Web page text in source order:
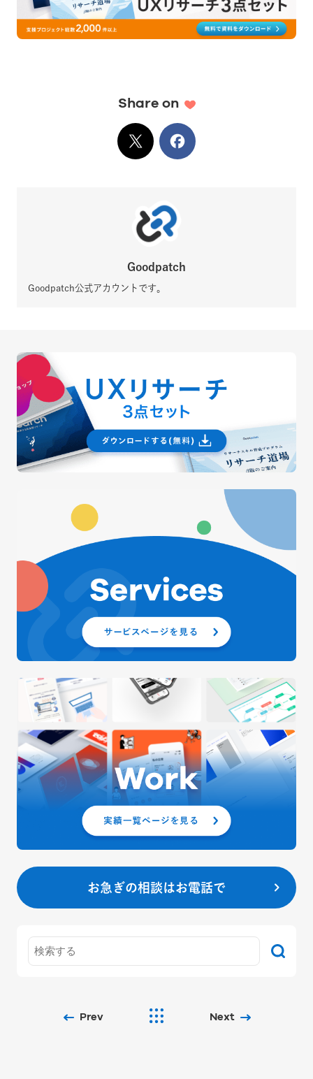
Share on
XでシェアFacebook
Goodpatch
Goodpatch公式アカウントです。
お急ぎの相談はお電話で
Prev Next